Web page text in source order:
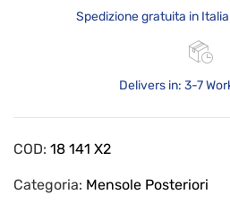
Spedizione gratuita in
Delivers in: 3-7
COD: 18 141 X2
Categoria: Mensole Posteriori